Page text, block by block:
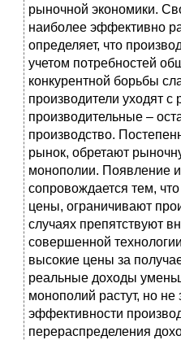
рыночной экономики.
наиболее эффективно
определяет, что
учетом потребностей
конкурентной борьбы
производители уходят
производительные –
производство.
рынок, обретают
монополии. Появление
сопровождается тем,
цены, ограничивают
случаях препятствуют
совершенной
высокие цены за
реальные доходы
монополий растут, но
эффективности
перераспределения